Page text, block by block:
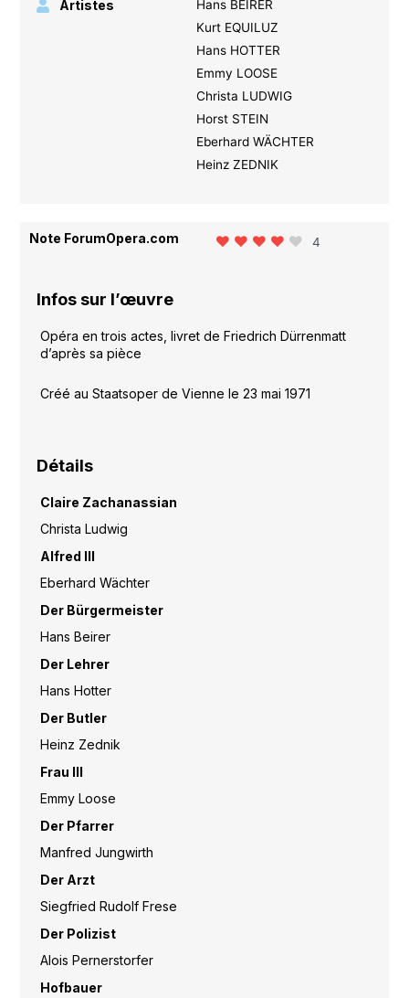
Artistes
Hans BEIRER
Kurt EQUILUZ
Hans HOTTER
Emmy LOOSE
Christa LUDWIG
Horst STEIN
Eberhard WÄCHTER
Heinz ZEDNIK
Note ForumOpera.com 4
Infos sur l’œuvre
Opéra en trois actes, livret de Friedrich Dürrenmatt
d’après sa pièce
Créé au Staatsoper de Vienne le 23 mai 1971
Détails
Claire Zachanassian
Christa Ludwig
Alfred Ill
Eberhard Wächter
Der Bürgermeister
Hans Beirer
Der Lehrer
Hans Hotter
Der Butler
Heinz Zednik
Frau Ill
Emmy Loose
Der Pfarrer
Manfred Jungwirth
Der Arzt
Siegfried Rudolf Frese
Der Polizist
Alois Pernerstorfer
Hofbauer